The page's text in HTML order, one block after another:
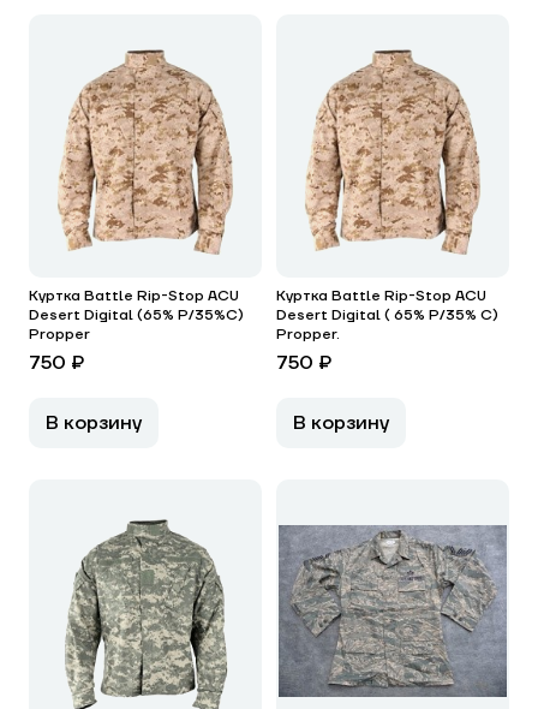
Куртка Battle Rip-Stop ACU
Desert Digital (65% P/35%C)
Propper
750 ₽
В корзину
Куртка Battle Rip-Stop ACU
Desert Digital ( 65% P/35% C)
Propper.
750 ₽
В корзину